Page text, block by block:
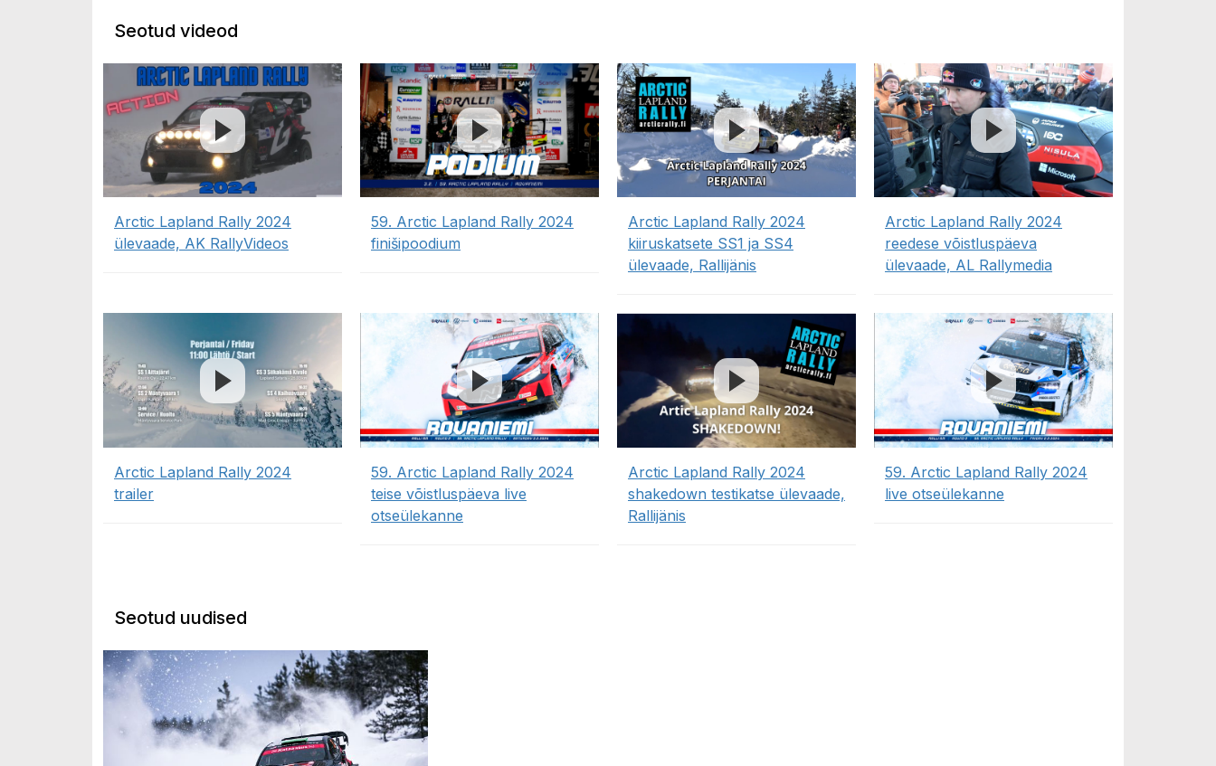
Seotud videod
Arctic Lapland Rally 2024
ülevaade, AK RallyVideos
59. Arctic Lapland Rally 2024
finišipoodium
Arctic Lapland Rally 2024
kiiruskatsete SS1 ja SS4
ülevaade, Rallijänis
Arctic Lapland Rally 2024
reedese võistluspäeva
ülevaade, AL Rallymedia
Arctic Lapland Rally 2024
trailer
59. Arctic Lapland Rally 2024
teise võistluspäeva live
otseülekanne
Arctic Lapland Rally 2024
shakedown testikatse ülevaade,
Rallijänis
59. Arctic Lapland Rally 2024
live otseülekanne
Seotud uudised